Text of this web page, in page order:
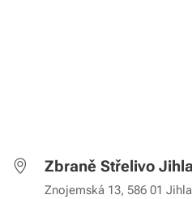
Zbraně Střelivo
Znojemská 13, 586 01